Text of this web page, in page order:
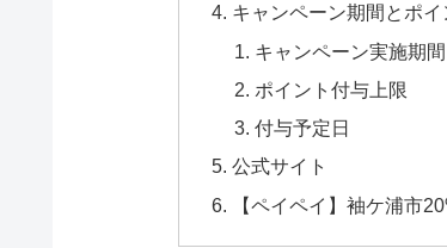
キャンペーン期間とポ
キャンペーン実施期間
ポイント付与上限
付与予定日
公式サイト
【ペイペイ】袖ケ浦市